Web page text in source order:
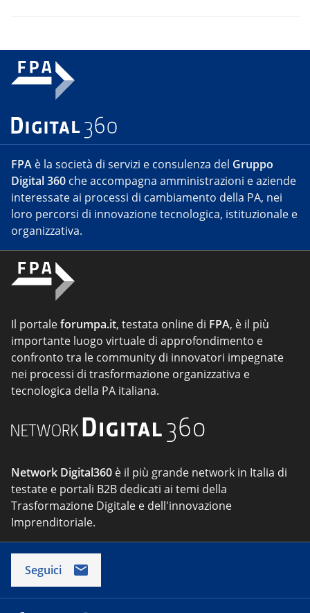
FPA è la società di servizi e consulenza del Gruppo
Digital 360 che accompagna amministrazioni e aziende
interessate ai processi di cambiamento della PA, nei
loro percorsi di innovazione tecnologica, istituzionale e
organizzativa.
Il portaleforumpa.it, testata online di FPA, è il più
importante luogo virtuale di approfondimento e
confronto tra le community di innovatori impegnate
nei processi di trasformazione organizzativa e
tecnologica della PA italiana.
Network Digital360 è il più grande network in Italia di
testate e portali B2B dedicati ai temi della
Trasformazione Digitale e dell'innovazione
Imprenditoriale.
Seguici